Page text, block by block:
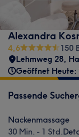
Alexandra
4,6
150
Lehmweg 28,
Geöffnet Heute:
Passende
Nackenmassage
30 Min. - 1 Std.